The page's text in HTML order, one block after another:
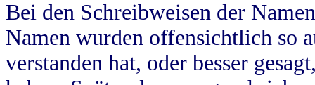
Bei den Schreibweisen der
Namen wurden offensichtlich so
verstanden hat, oder besser